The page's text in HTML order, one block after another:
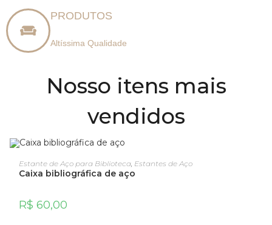
PRODUTOS
Altíssima Qualidade
Nosso itens mais
vendidos
ADICIONAR AO CARRINHO
Estante de Aço para Biblioteca Estantes de Aço
Caixa bibliográfica de aço
R$ 60,00